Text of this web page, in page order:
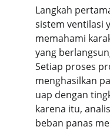
Langkah
sistem ventilasi
memahami
yang
Setiap proses
menghasilkan
uap dengan
karena itu,
beban panas